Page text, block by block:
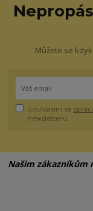
Můžete se
Souhlasím se
newsletteru.
Našim zákazníkům